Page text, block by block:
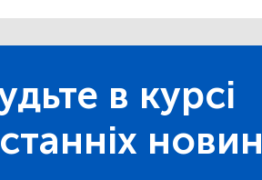
в курсі
новин